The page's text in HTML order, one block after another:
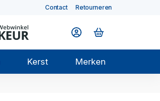
Contact Retourneren
Kerst Merken